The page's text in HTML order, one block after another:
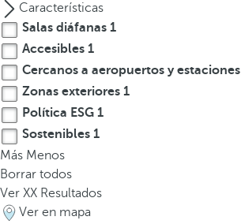
r
a
n
a
v
e
g
a
r
a
l
a
Características
Salas diáfanas 1
Accesibles 1
Cercanos a aeropuertos y estaciones
Zonas exteriores 1
Política ESG 1
Sostenibles 1
Más Menos
Borrar todos
Ver XX Resultados
Ver en mapa